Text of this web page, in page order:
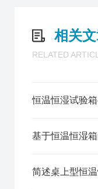
相关
RELATED